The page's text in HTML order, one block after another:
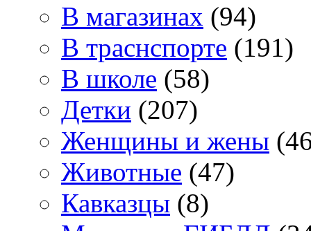
В магазинах (94)
В траснспорте (191)
В школе (58)
Детки (207)
Женщины и жены
Животные (47)
Кавказцы (8)